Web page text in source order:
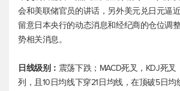
会和美联储官员的讲话，另外美元兑日元逼
留意日本央行的动态消息和经纪商的仓位调
势相关消息。
日线级别： 震荡下跌；MACD死叉，KDJ死
列，且10日均线下穿21日均线，在顶破5日均